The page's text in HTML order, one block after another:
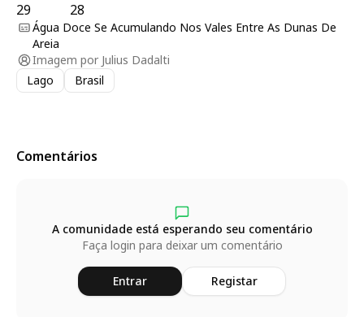
29 28
Água Doce Se Acumulando Nos Vales Entre As Dunas De
Areia
Imagem por Julius Dadalti
Lago
Brasil
Comentários
A comunidade está esperando seu comentário
Faça login para deixar um comentário
Entrar Registar